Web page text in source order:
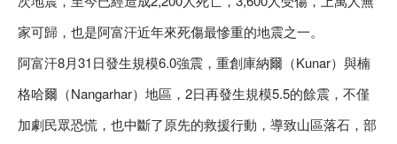
家可歸，也是阿富汗近年來死傷最慘重的地震之一。
阿富汗8月31日發生規模6.0強震，重創庫納爾（Kunar）與楠
格哈爾（Nangarhar）地區，2日再發生規模5.5的餘震，不僅
加劇民眾恐慌，也中斷了原先的救援行動，導致山區落石，部